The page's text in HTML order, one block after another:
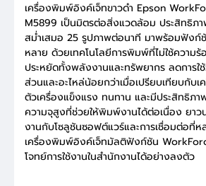
เครื่องพิมพ์อิงค์เจ็ทขาวดำ Epson
M5899 เป็นมิตรต่อสิ่งแวดล้อม ประสิทธิภ
สม่ำเสมอ 25 รูปภาพต่อนาที มาพร้อมฟังก์ชั
หลาย ด้วยเทคโนโลยีการพิมพ์ที่ไม่ใช้ความ
ประหยัดทั้งพลังงานและทรัพยากร ลดการใ
ส่วนและอะไหล่น้อยกว่าเมื่อเปรียบเทียบกับ
ตัวเครื่องแข็งแรง ทนทาน และมีประสิทธิภ
ความจุสูงที่ช่วยให้พิมพ์งานได้ต่อเนื่อง ยาว
งานกับโซลูชันซอฟต์แวร์และการเชื่อมต่อที่ห
เครื่องพิมพ์อิงค์เจ็ทมัลติฟังก์ชัน
โจทย์การใช้งานในสำนักงานได้อย่างลงตัว